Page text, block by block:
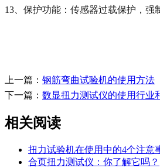
13、保护功能：传感器过载保护，强
上一篇： 钢筋弯曲试验机的使用方法
下一篇： 数显扭力测试仪的使用行业
相关阅读
扭力试验机在使用中的4个注意
合页扭力测试仪：你了解它吗？